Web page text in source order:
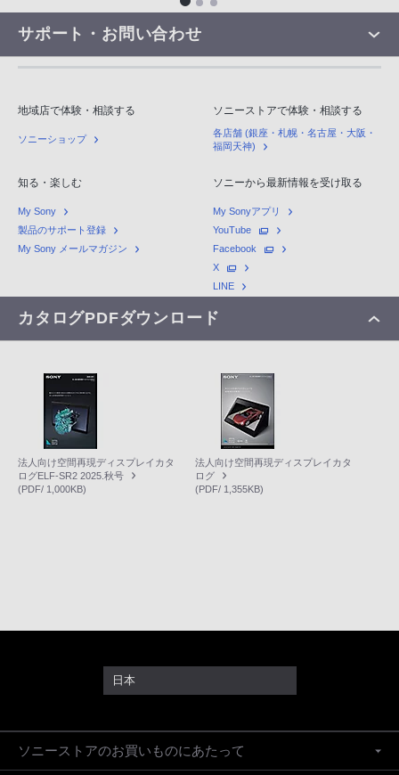
サポート・お問い合わせ
地域店で体験・相談する
ソニーショップ
ソニーストアで体験・相談する
各店舗 (銀座・札幌・名古屋・大阪・
福岡天神)
知る・楽しむ
My Sony
製品のサポート登録
My Sony メールマガジン
ソニーから最新情報を受け取る
My Sonyアプリ
YouTube
Facebook
X
LINE
カタログPDFダウンロード
法人向け空間再現ディスプレイカタ
ログELF-SR2 2025.秋号
(PDF/ 1,000KB)
法人向け空間再現ディスプレイカタ
ログ
(PDF/ 1,355KB)
日本
ソニーストアのお買いものにあたって